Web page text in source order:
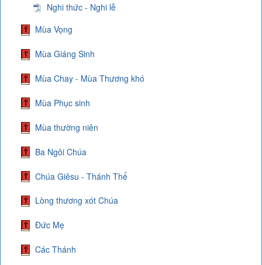
Nghi thức - Nghi lễ
Mùa Vọng
Mùa Giáng Sinh
Mùa Chay - Mùa Thương khó
Mùa Phục sinh
Mùa thường niên
Ba Ngôi Chúa
Chúa Giêsu - Thánh Thể
Lòng thương xót Chúa
Đức Mẹ
Các Thánh